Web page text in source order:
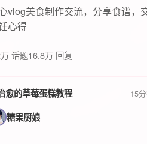
vlog美食制作交流，分享食谱，
心得
话题16.8万 回复
愈的草莓蛋糕教程 15
糖果厨娘